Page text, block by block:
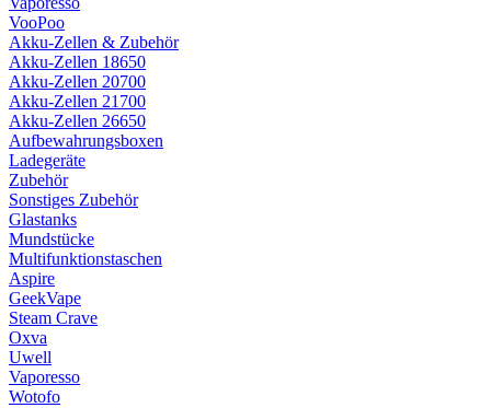
VooPoo
Akku-Zellen & Zubehör
Akku-Zellen 18650
Akku-Zellen 20700
Akku-Zellen 21700
Akku-Zellen 26650
Aufbewahrungsboxen
Ladegeräte
Zubehör
Sonstiges Zubehör
Glastanks
Mundstücke
Multifunktionstaschen
Aspire
GeekVape
Steam Crave
Oxva
Uwell
Vaporesso
Wotofo